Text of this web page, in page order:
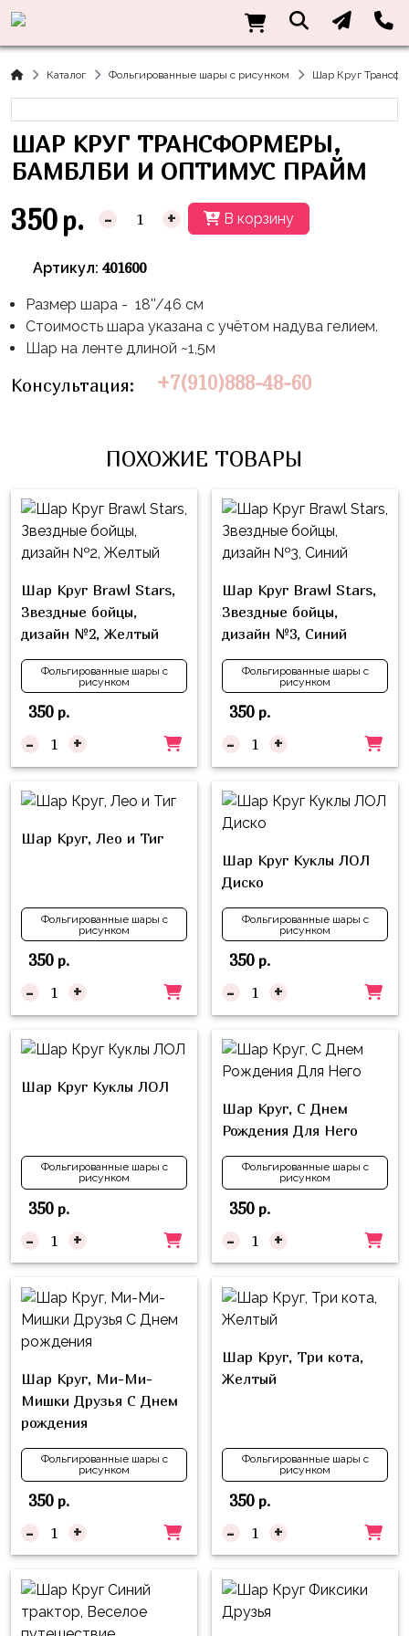
Каталог Фольгированные шары с рисунком Шар Круг
ШАР КРУГ ТРАНСФОРМЕРЫ,
БАМБЛБИ И ОПТИМУС ПРАЙМ
350 р. - + В корзину
Артикул: 401600
Размер шара - 18''/46 см
Стоимость шара указана с учётом надува гелием.
Шар на ленте длиной ~1,5м
Консультация: +7(910)888-48-60
ПОХОЖИЕ ТОВАРЫ
Шар Круг Brawl Stars,
Звездные бойцы,
дизайн №2, Желтый
Фольгированные шары с
рисунком
350р.
- +
Шар Круг Brawl Stars,
Звездные бойцы,
дизайн №3, Синий
Фольгированные шары с
рисунком
350р.
- +
Шар Круг, Лео и Тиг
Фольгированные шары с
рисунком
350р.
- +
Шар Круг Куклы ЛОЛ
Диско
Фольгированные шары с
рисунком
350р.
- +
Шар Круг Куклы ЛОЛ
Фольгированные шары с
рисунком
350р.
- +
Шар Круг, С Днем
Рождения Для Него
Фольгированные шары с
рисунком
350р.
- +
Шар Круг, Ми-Ми-
Мишки Друзья С Днем
рождения
Фольгированные шары с
рисунком
350р.
- +
Шар Круг, Три кота,
Желтый
Фольгированные шары с
рисунком
350р.
- +
консультация?
Акции
Хиты
Каталог
Латексные
шары
без
Латексные
рисунком
Фольгированные
сердца/
звёзды
81
см
Фольга
91
см
Фольгированные
шары
с
рисунком
Фольгированные
фигуры
Готовые
из
с
фигуры
Индивидуальная
надпись
Буквы
Товары
праздника
Сервировка
Свечи
Бумажный
декор
Колпачки,
Гудки
Праздники
8
марта
23
Дембель
Родился
День
Рождения
День
Сентября
Хэллоуин
Свадьба
Мальчик
или
Девочка
Тематики
Оранжевая
Корова
Маша
Медведь
Трактор
Миньоны
Пикачу
Леди
ми-
мишки
Лёва
Свинка
Пеппа
Смешарики/
Малышарики
Холодное
Мой
Маленький
Пони
Буба
Лунтик
Чебурашка
ниндзя
Фиксики
Динозавры
Принцессы
Микки
и
Минни
Спорт
Мамы,
Бабушки
Для
Папы,
Дедушки
Космос
Единороги
Информация
О нас
Доставка
и оплата
Контакты
+7(910)888-
48-
60
Бор,
ул.
М.Горького,
62/2